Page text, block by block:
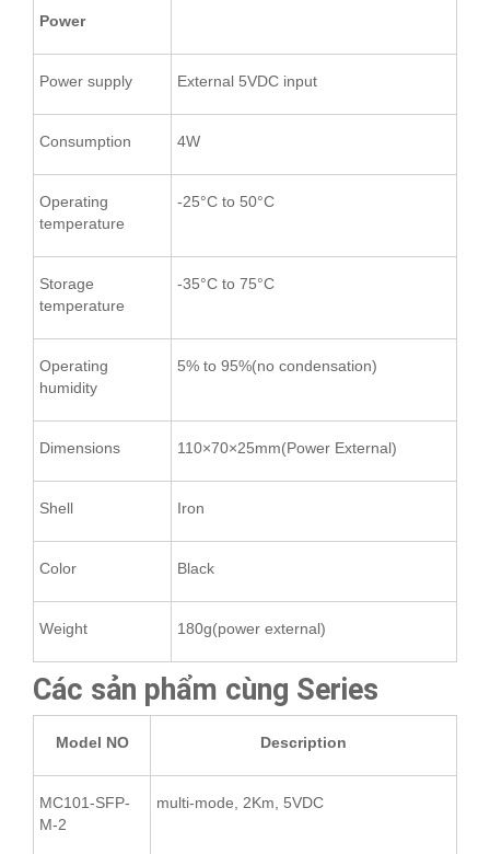
Power
Power supply External 5VDC input
Consumption 4W
Operating
temperature
-25°C to 50°C
Storage
temperature
-35°C to 75°C
Operating
humidity
5% to 95%(no condensation)
Dimensions 110×70×25mm(Power External)
Shell Iron
Color Black
Weight 180g(power external)
Các sản phẩm cùng Series
Model NO Description
MC101-SFP-
M-2
multi-mode, 2Km, 5VDC